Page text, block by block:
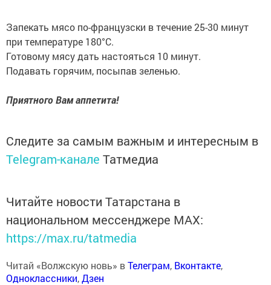
Запекать мясо по-французски в течение 25-30 минут
при температуре 180°C.
Готовому мясу дать настояться 10 минут.
Подавать горячим, посыпав зеленью.
Приятного Вам аппетита!
Следите за самым важным и интересным в
Telegram-канале Татмедиа
Читайте новости Татарстана в
национальном мессенджере MАХ:
https://max.ru/tatmedia
Читай «Волжскую новь» вТелеграм, Вконтакте,
Одноклассники,Дзен